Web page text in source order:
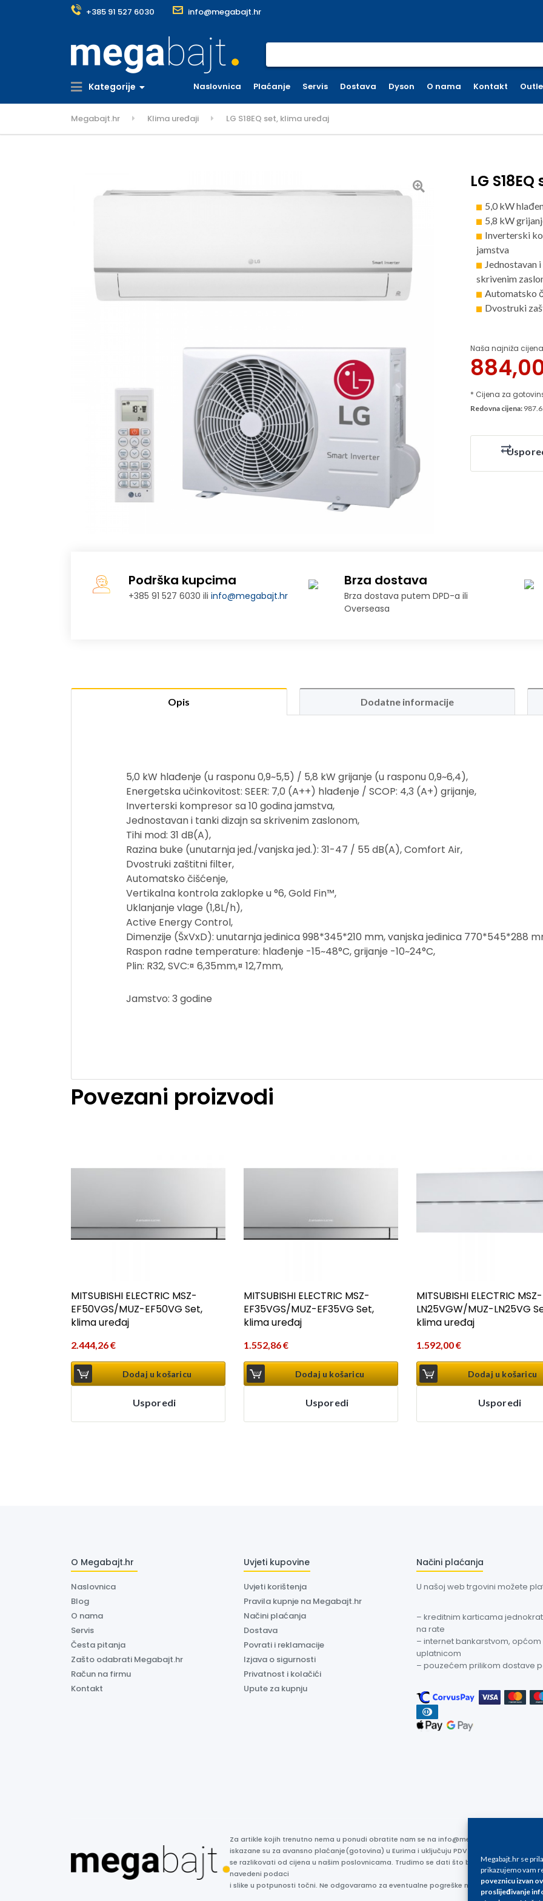
Megabajt.hr se
prikazujemo vam
poveznicu izvan
proslijeđivanje
+385 91 527 6030 info@megabajt.hr
Kategorije Naslovnica Plaćanje Servis Dostava Dyson O nama Kontakt
Megabajt.hr Klima uređaji LG S18EQ set, klima uređaj
LG
5,0 kW
5,8 kW
Inverterski
jamstva
Jednostavan
skrivenim
Automatsko
Dvostruki
Naša najniža
* Cijena za
Redovna cijena:
Podrška kupcima
+385 91 527 6030 iliinfo@megabajt.hr
Brza dostava
Brza dostava putem DPD-a ili
Overseasa
Opis Dodatne informacije
5,0 kW hlađenje (u rasponu 0,9~5,5) / 5,8 kW grijanje (u rasponu 0,9~6,4),
Energetska učinkovitost: SEER: 7,0 (A++) hlađenje / SCOP: 4,3 (A+) grijanje,
Inverterski kompresor sa 10 godina jamstva,
Jednostavan i tanki dizajn sa skrivenim zaslonom,
Tihi mod: 31 dB(A),
Razina buke (unutarnja jed./vanjska jed.): 31-47 / 55 dB(A), Comfort Air,
Dvostruki zaštitni filter,
Automatsko čišćenje,
Vertikalna kontrola zaklopke u °6, Gold Fin™,
Uklanjanje vlage (1,8L/h),
Active Energy Control,
Dimenzije (ŠxVxD): unutarnja jedinica 998*345*210 mm, vanjska jedinica 770*545*288
Raspon radne temperature: hlađenje -15~48°C, grijanje -10~24°C,
Plin: R32, SVC:¤ 6,35mm,¤ 12,7mm,
Jamstvo: 3 godine
Povezani proizvodi
MITSUBISHI ELECTRIC MSZ-
EF50VGS/MUZ-EF50VG Set,
klima uređaj
2.444,26€
Dodaj u košaricu
Usporedi
MITSUBISHI ELECTRIC MSZ-
EF35VGS/MUZ-EF35VG Set,
klima uređaj
1.552,86€
Dodaj u košaricu
Usporedi
MITSUBISHI ELECTRIC MSZ-
LN25VGW/MUZ-LN25VG
klima uređaj
1.592,00€
Dodaj u košaricu
Usporedi
O Megabajt.hr
Naslovnica
Blog
O nama
Servis
Česta pitanja
Zašto odabrati Megabajt.hr
Račun na firmu
Kontakt
Uvjeti kupovine
Uvjeti korištenja
Pravila kupnje na Megabajt.hr
Načini plaćanja
Dostava
Povrati i reklamacije
Izjava o sigurnosti
Privatnost i kolačići
Upute za kupnju
Načini plaćanja
U našoj web trgovini možete
– kreditnim karticama
na rate
– internet bankarstvom, općom
uplatnicom
– pouzećem prilikom dostave
Za artikle kojih trenutno nema u ponudi obratite nam se na info@megabajt.hr. Sve
iskazane su za avansno plaćanje(gotovina) u Eurima i uključuju PDV. Sve cijene su
se razlikovati od cijena u našim poslovnicama. Trudimo se dati što bolji i točniji opis i
navedeni podaci
i slike u potpunosti točni. Ne odgovaramo za eventualne pogreške nastale u opisu